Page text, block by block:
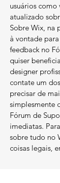
usuários como
atualizado
Sobre Wix, na
à vontade
feedback no
quiser
designer
contate um
precisar de
simplesmente
Fórum de
imediatas.
sobre tudo no
coisas legais,